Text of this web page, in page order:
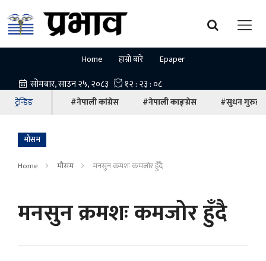
Home हाम्रो बारे Epaper
ट्रेन्डिङ #नेपाली कांग्रेस #नेपाली काङ्ग्रेस #सुधन गुरुङ
माैसम
Home माैसम मनसुन क्रमशः कमजोर हुँदै
मनसुन क्रमशः कमजोर हुँदै